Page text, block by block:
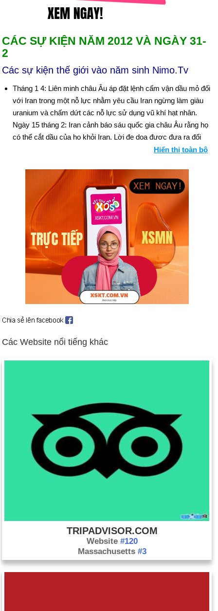
CÁC SỰ KIỆN NĂM 2012 VÀ NGÀY 31-
2
Các sự kiện thế giới vào năm sinh Nimo.Tv
Tháng 1 4: Liên minh châu Âu áp đặt lệnh cấm vận dầu mỏ đối
với Iran trong một nỗ lực nhằm yêu cầu Iran ngừng làm giàu
uranium và chấm dứt các nỗ lực sử dụng vũ khí hạt nhân.
Ngày 15 tháng 2: Iran cảnh báo sáu quốc gia châu Âu rằng họ
có thể cắt dầu của họ khỏi Iran. Lời đe dọa được đưa ra đối
với các đại sứ của Ý, Tây Ban Nha, Pháp, Hà Lan, Hy Lạp và
Tháng 2 1: Ít nhất 73 người thiệt mạng trong cuộc ẩu đả giữa
các cổ động viên của các đội đối thủ tại một trận đấu bóng đá
ở Port Said, Ai Cập.
Ngày 4 tháng 3: Vladimir Putin thắng cử tổng thống ở Nga,
giành được 64% số phiếu bầu. Đây sẽ là nhiệm kỳ tổng thống
Nga đầy đủ thứ ba của ông.
Ngày 10 tháng 3: Một binh sĩ Hoa Kỳ gây hấn từng nhà ở
Afghanistan, giết hại dã man 17 dân thường, trong đó có 9 trẻ
em. Ngày 23 tháng 3: Quân đội Hoa Kỳ thông báo rằng Bộ
Tham mưu Quân đội Trung sĩ. Robert Bales đã bị buộc tội 17
tội danh giết người được tính toán trước trong các vụ tấn
ngừng bắn. Kế hoạch do Liên hợp quốc làm trung gian kêu gọi
3 năm 2011. Ngày 12 tháng 4: Lệnh ngừng bắn có hiệu lực,
nhưng giới quan sát hoài nghi rằng nó sẽ kéo dài. Ngày 26/5:
32 trẻ em dưới 10 tuổi thiệt mạng khi chính phủ Syria tấn công
làng Houla. Liên Hợp Quốc đổ lỗi cho những cái chết do xe
tăng và pháo của chính phủ, nói rằng nhiều nạn nhân đã bị
hành quyết tại nhà của họ. Tuy nhiên, Tổng thống Assad tuyên
bố những kẻ khủng bố đã thực hiện vụ tấn công. Việc ngừng
Ngày 22/6: Quân đội Syria bắn hạ một máy bay phản lực quân
sự của Thổ Nhĩ Kỳ. Tổng thống Abdullah Gul của Thổ Nhĩ Kỳ
đáp trả bằng cách nói rằng đất nước của ông sẽ làm "bất cứ
điều gì cần thiết" để trả đũa. Ngày 2/8: Kofi Annan từ chức đặc
phái viên của Liên hợp quốc tại Syria với lý do Chính phủ Syria
từ chối thực hiện kế hoạch hòa bình do Liên hợp quốc hậu
Hiển thị toàn bộ
Các Website nổi tiếng khác
TRIPADVISOR.COM
Website #120
Massachusetts #3